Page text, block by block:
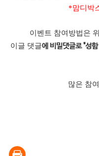
*맘디박
이벤트 참여방법은
이글 댓글에 비밀댓글로 "성
많은 참